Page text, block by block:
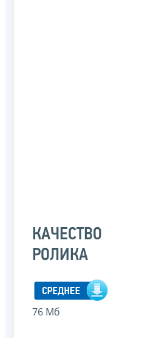
КАЧЕСТВО
РОЛИКА
76 Мб